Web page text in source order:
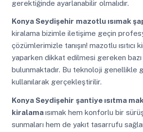
gerektiğinde ayarlanabilir olmalıdır.
Konya Seydişehir mazotlu ısımak
kiralama bizimle iletişime geçin
çözümlerimizle tanışın! mazotlu ısıtıcı
yaparken dikkat edilmesi gereken
bulunmaktadır. Bu teknoloji genellikle
kullanılarak gerçekleştirilir.
Konya Seydişehir şantiye ısıtma
kiralamaısımak hem konforlu bir
sunmaları hem de yakıt tasarrufu